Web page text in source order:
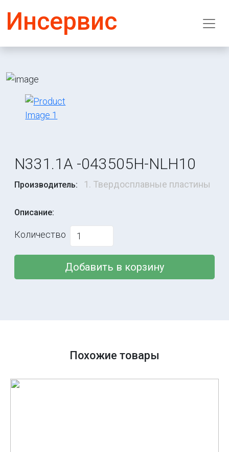
Инсервис
N331.1A -043505H-NLH10
Производитель: 1. Твердосплавные пластины
Описание:
Количество
Добавить в корзину
Похожие товары